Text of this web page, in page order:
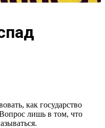
как государство
лишь в том, что